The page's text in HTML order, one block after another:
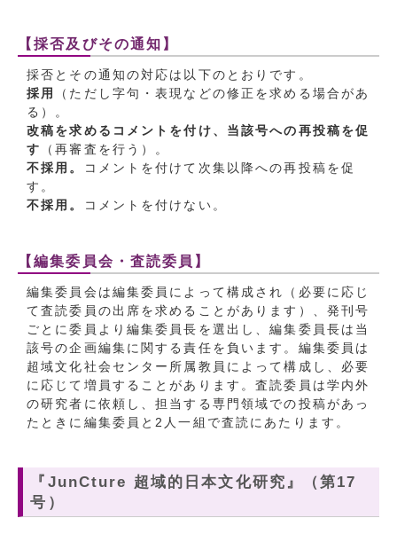
【採否及びその通知】
採否とその通知の対応は以下のとおりです。
採用
（ただし字句・表現などの修正を求める場合があ
る）。
改稿を求めるコメントを付け、当該号への再投稿を促
す
（再審査を行う）。
不採用。
コメントを付けて次集以降への再投稿を促
す。
不採用。
コメントを付けない。
【編集委員会・査読委員】
編集委員会は編集委員によって構成され（必要に応じ
て査読委員の出席を求めることがあります）、発刊号
ごとに委員より編集委員長を選出し、編集委員長は当
該号の企画編集に関する責任を負います。編集委員は
超域文化社会センター所属教員によって構成し、必要
に応じて増員することがあります。査読委員は学内外
の研究者に依頼し、担当する専門領域での投稿があっ
たときに編集委員と2人一組で査読にあたります。
『JunCture 超域的日本文化研究』（第17
号）